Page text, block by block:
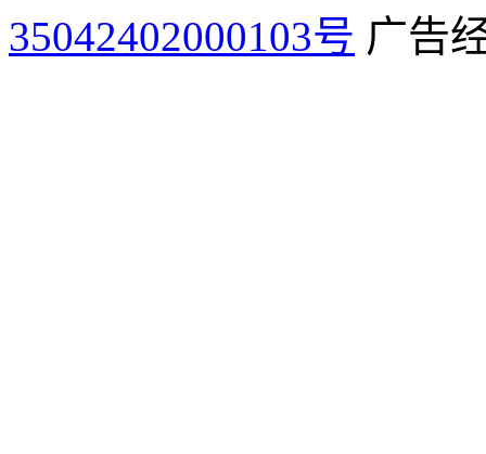
35042402000103号 广告